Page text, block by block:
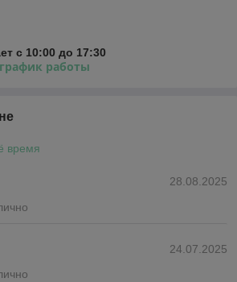
с 10:00 до 17:30
работы
время
28.08.2025
24.07.2025